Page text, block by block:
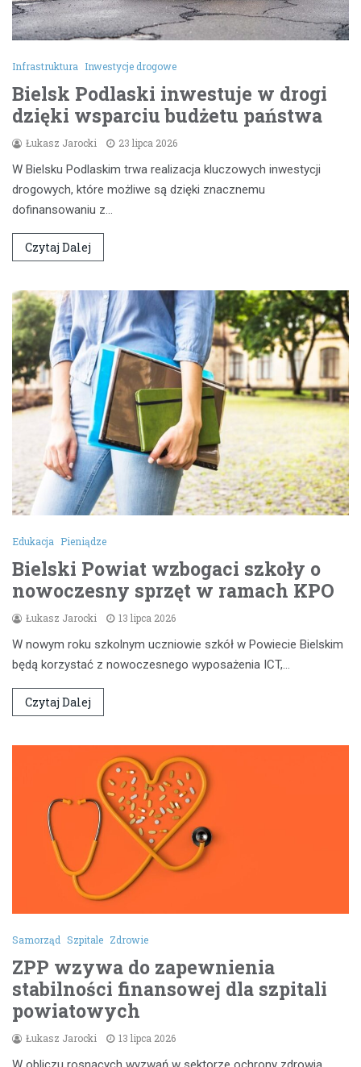
Infrastruktura Inwestycje drogowe
Bielsk Podlaski inwestuje w drogi
dzięki wsparciu budżetu państwa
Łukasz Jarocki 23 lipca 2026
W Bielsku Podlaskim trwa realizacja kluczowych inwestycji
drogowych, które możliwe są dzięki znacznemu
dofinansowaniu z…
Czytaj Dalej
Edukacja Pieniądze
Bielski Powiat wzbogaci szkoły o
nowoczesny sprzęt w ramach KPO
Łukasz Jarocki 13 lipca 2026
W nowym roku szkolnym uczniowie szkół w Powiecie Bielskim
będą korzystać z nowoczesnego wyposażenia ICT,…
Czytaj Dalej
Samorząd Szpitale Zdrowie
ZPP wzywa do zapewnienia
stabilności finansowej dla szpitali
powiatowych
Łukasz Jarocki 13 lipca 2026